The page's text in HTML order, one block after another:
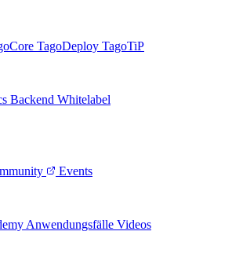
TagoDeploy TagoTiP
Backend Whitelabel
Events
Anwendungsfälle Videos